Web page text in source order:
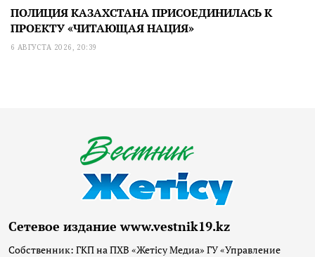
ПОЛИЦИЯ КАЗАХСТАНА ПРИСОЕДИНИЛАСЬ К
ПРОЕКТУ «ЧИТАЮЩАЯ НАЦИЯ»
6 АВГУСТА 2026, 20:39
Сетевое издание www.vestnik19.kz
Собственник: ГКП на ПХВ «Жетісу Медиа» ГУ «Управление